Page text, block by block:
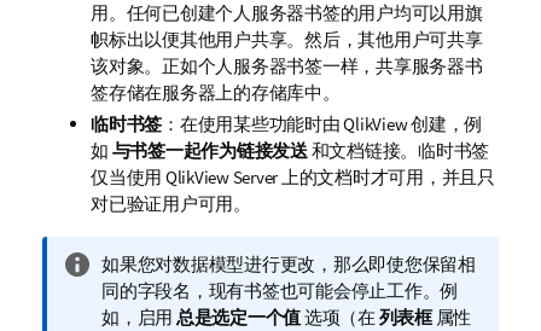
用。任何已创建个人服务器书签的用户均可以用旗
帜标出以便其他用户共享。然后，其他用户可共享
该对象。正如个人服务器书签一样，共享服务器书
签存储在服务器上的存储库中。
临时书签 ：在使用某些功能时由 QlikView 创建，例
如 与书签一起作为链接发送和文档链接。临时书签
仅当使用 QlikView Server 上的文档时才可用，并且只
对已验证用户可用。
信
息
注
如果您对数据模型进行更改，那么即使您保留相
同的字段名，现有书签也可能会停止工作。例
如，启用 总是选定一个值选项（在 列表框属性